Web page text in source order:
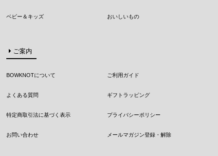
ベビー＆キッズ おいしいもの
ご案内
BOWKNOTについて ご利用ガイド
よくある質問 ギフトラッピング
特定商取引法に基づく表示 プライバシーポリシー
お問い合わせ メールマガジン登録・解除